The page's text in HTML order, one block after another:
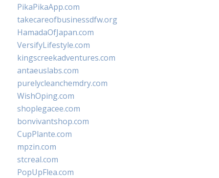
PikaPikaApp.com
takecareofbusinessdfw.org
HamadaOfJapan.com
VersifyLifestyle.com
kingscreekadventures.com
antaeuslabs.com
purelycleanchemdry.com
WishOping.com
shoplegacee.com
bonvivantshop.com
CupPlante.com
mpzin.com
stcreal.com
PopUpFlea.com